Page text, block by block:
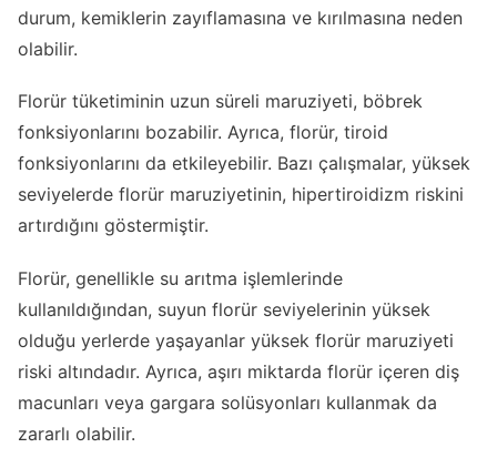
durum, kemiklerin zayıflamasına ve kırılmasına neden
olabilir.
Florür tüketiminin uzun süreli maruziyeti, böbrek
fonksiyonlarını bozabilir. Ayrıca, florür, tiroid
fonksiyonlarını da etkileyebilir. Bazı çalışmalar, yüksek
seviyelerde florür maruziyetinin, hipertiroidizm riskini
artırdığını göstermiştir.
Florür, genellikle su arıtma işlemlerinde
kullanıldığından, suyun florür seviyelerinin yüksek
olduğu yerlerde yaşayanlar yüksek florür maruziyeti
riski altındadır. Ayrıca, aşırı miktarda florür içeren diş
macunları veya gargara solüsyonları kullanmak da
zararlı olabilir.